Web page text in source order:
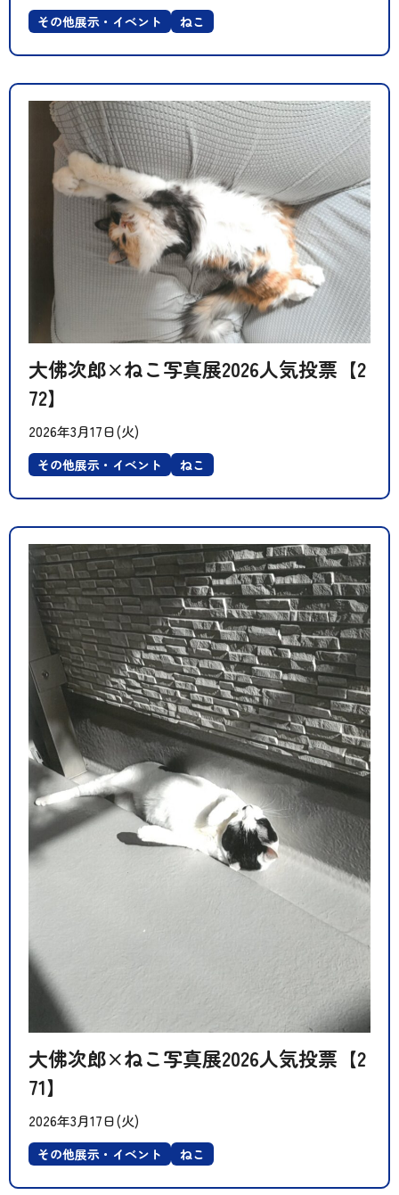
その他展示・イベント ねこ
大佛次郎×ねこ写真展2026人気投票【2
72】
2026年3月17日(火)
その他展示・イベント ねこ
大佛次郎×ねこ写真展2026人気投票【2
71】
2026年3月17日(火)
その他展示・イベント ねこ